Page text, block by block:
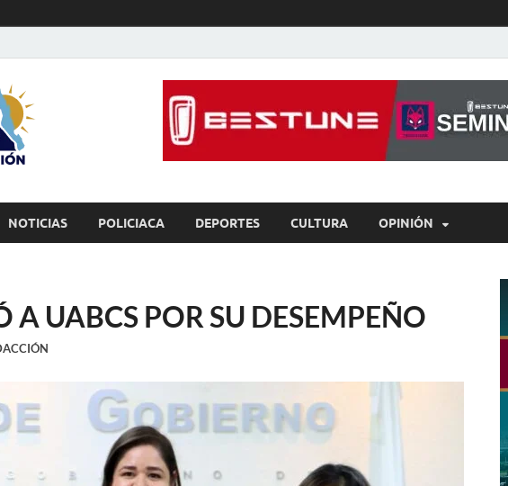
alDíaBCS
Periodismo de libre expresión
NOTICIAS POLICIACA DEPORTES CULTURA OPINIÓN
A UABCS POR SU DESEMPEÑO